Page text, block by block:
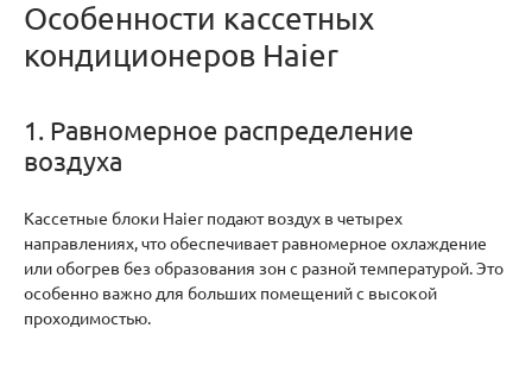
Особенности кассетных
кондиционеров Haier
1. Равномерное распределение
воздуха
Кассетные блоки Haier подают воздух в четырех
направлениях, что обеспечивает равномерное охлаждение
или обогрев без образования зон с разной температурой. Это
особенно важно для больших помещений с высокой
проходимостью.